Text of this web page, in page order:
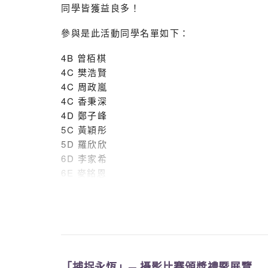
同學皆獲益良多！
參與是此活動同學名單如下：
4B 曾栢棋
4C 樊浩賢
4C 周政嵐
4C 香秉深
4D 鄭子峰
5C 黃穎彤
5D 羅欣欣
6D 李家希
6E 麥銘恩